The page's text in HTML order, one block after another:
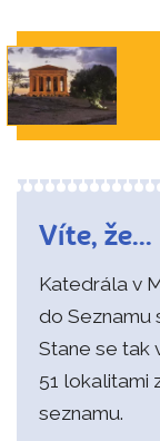
Víte, že...
Katedrála v
do Seznamu
Stane se tak
51 lokalitami
seznamu.